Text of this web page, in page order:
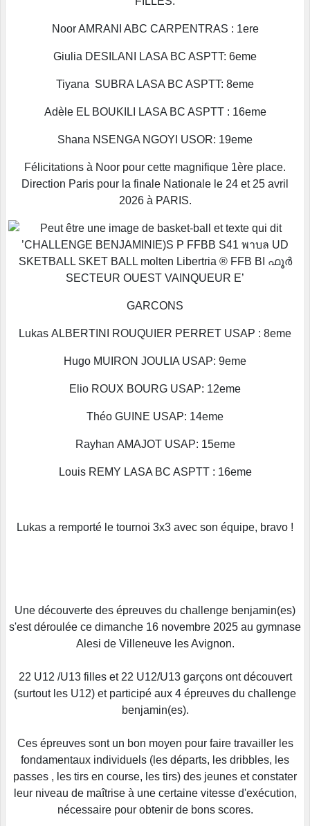
Noor AMRANI ABC CARPENTRAS : 1ere
Giulia DESILANI LASA BC ASPTT: 6eme
Tiyana SUBRA LASA BC ASPTT: 8eme
Adèle EL BOUKILI LASA BC ASPTT : 16eme
Shana NSENGA NGOYI USOR: 19eme
Félicitations à Noor pour cette magnifique 1ère place.
Direction Paris pour la finale Nationale le 24 et 25 avril
2026 à PARIS.
GARCONS
Lukas ALBERTINI ROUQUIER PERRET USAP : 8eme
Hugo MUIRON JOULIA USAP: 9eme
Elio ROUX BOURG USAP: 12eme
Théo GUINE USAP: 14eme
Rayhan AMAJOT USAP: 15eme
Louis REMY LASA BC ASPTT : 16eme
Lukas a remporté le tournoi 3x3 avec son équipe, bravo !
Une découverte des épreuves du challenge benjamin(es)
s'est déroulée ce dimanche 16 novembre 2025 au gymnase
Alesi de Villeneuve les Avignon.
22 U12 /U13 filles et 22 U12/U13 garçons ont découvert
(surtout les U12) et participé aux 4 épreuves du challenge
benjamin(es).
Ces épreuves sont un bon moyen pour faire travailler les
fondamentaux individuels (les départs, les dribbles, les
passes , les tirs en course, les tirs) des jeunes et constater
leur niveau de maîtrise à une certaine vitesse d'exécution,
nécessaire pour obtenir de bons scores.